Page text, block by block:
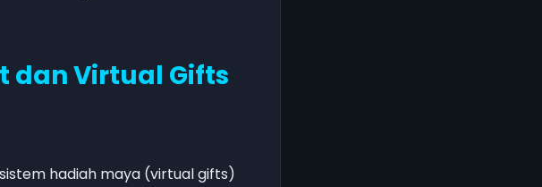
dan Virtual Gifts
hadiah maya (virtual gifts)